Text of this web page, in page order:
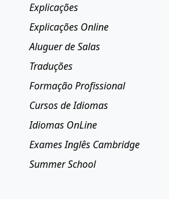
Explicações
Explicações Online
Aluguer de Salas
Traduções
Formação Profissional
Cursos de Idiomas
Idiomas OnLine
Exames Inglês Cambridge
Summer School